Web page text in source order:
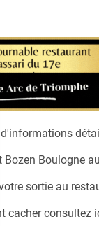
Bozen Boulogne au
sortie au
cacher consultez